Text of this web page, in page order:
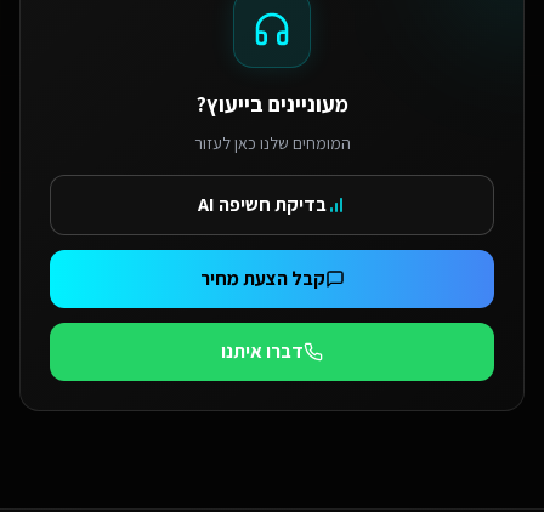
מעוניינים בייעוץ?
המומחים שלנו כאן לעזור
בדיקת חשיפה AI
קבל הצעת מחיר
דברו איתנו